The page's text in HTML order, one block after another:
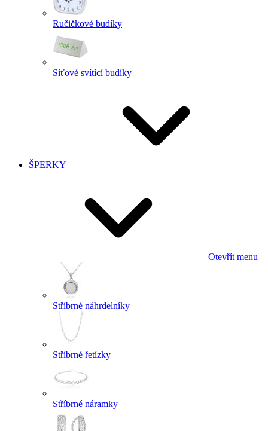
Ručičkové budíky
Síťové svítící budíky
ŠPERKY
Otevřít menu
Stříbrné náhrdelníky
Stříbrné řetízky
Stříbrné náramky